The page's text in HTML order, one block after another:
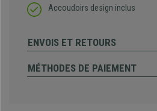
Accoudoirs design inclus
ENVOIS ET RETOURS
MÉTHODES DE PAIEMENT